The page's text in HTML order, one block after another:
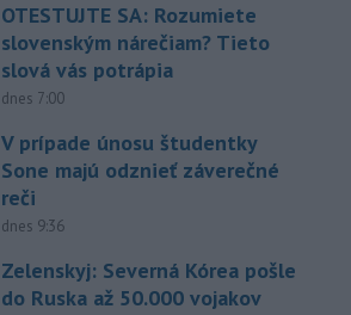
OTESTUJTE SA: Rozumiete
slovenským nárečiam? Tieto
slová vás potrápia
dnes 7:00
V prípade únosu študentky
Sone majú odznieť záverečné
reči
dnes 9:36
Zelenskyj: Severná Kórea pošle
do Ruska až 50.000 vojakov